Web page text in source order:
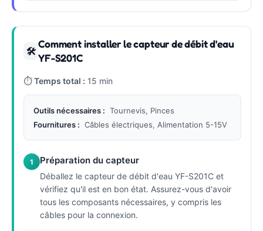
🛠
Comment installer le capteur de débit d'eau
YF-S201C
⏱Temps total : 15 min
Outils nécessaires : Tournevis, Pinces
Fournitures : Câbles électriques, Alimentation 5-15V
1 Préparation du capteur
Déballez le capteur de débit d'eau YF-S201C et
vérifiez qu'il est en bon état. Assurez-vous d'avoir
tous les composants nécessaires, y compris les
câbles pour la connexion.